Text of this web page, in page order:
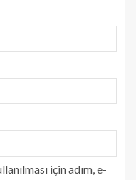
için adım, e-